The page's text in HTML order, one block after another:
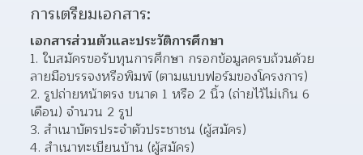
การเตรียมเอกสาร:
เอกสารส่วนตัวและประวัติการศึกษา
ใบสมัครขอรับทุนการศึกษา กรอกข้อมูลครบถ้วนด้วย
ลายมือบรรจงหรือพิมพ์ (ตามแบบฟอร์มของโครงการ)
รูปถ่ายหน้าตรง ขนาด 1 หรือ 2 นิ้ว (ถ่ายไว้ไม่เกิน 6
เดือน) จำนวน 2 รูป
สำเนาบัตรประจำตัวประชาชน (ผู้สมัคร)
สำเนาทะเบียนบ้าน (ผู้สมัคร)